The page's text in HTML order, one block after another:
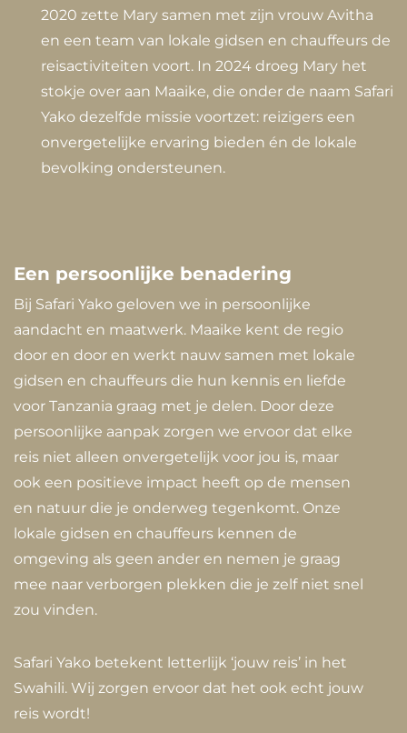
2020 zette Mary samen met zijn vrouw Avitha
en een team van lokale gidsen en chauffeurs de
reisactiviteiten voort. In 2024 droeg Mary het
stokje over aan Maaike, die onder de naam Safari
Yako dezelfde missie voortzet: reizigers een
onvergetelijke ervaring bieden én de lokale
bevolking ondersteunen.
Een persoonlijke benadering
Bij Safari Yako geloven we in persoonlijke
aandacht en maatwerk. Maaike kent de regio
door en door en werkt nauw samen met lokale
gidsen en chauffeurs die hun kennis en liefde
voor Tanzania graag met je delen. Door deze
persoonlijke aanpak zorgen we ervoor dat elke
reis niet alleen onvergetelijk voor jou is, maar
ook een positieve impact heeft op de mensen
en natuur die je onderweg tegenkomt. Onze
lokale gidsen en chauffeurs kennen de
omgeving als geen ander en nemen je graag
mee naar verborgen plekken die je zelf niet snel
zou vinden.
Safari Yako betekent letterlijk ‘jouw reis’ in het
Swahili. Wij zorgen ervoor dat het ook echt jouw
reis wordt!